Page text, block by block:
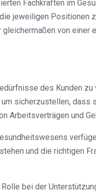
Fachkräften im
jeweiligen Positionen
von
des Kunden
sicherzustellen, dass
Arbeitsverträgen und
und die richtigen
bei der